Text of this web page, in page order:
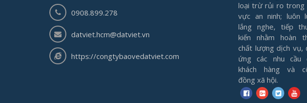
0908.899.278
datviet.hcm@datviet.vn
https://congtybaovedatviet.com
loại trừ rủi ro trong
vực an ninh; luôn
lắng nghe, tiếp
kiến nhằm hoàn
chất lượng dịch vụ,
ứng các nhu cầu
khách hàng và
đồng xã hội.